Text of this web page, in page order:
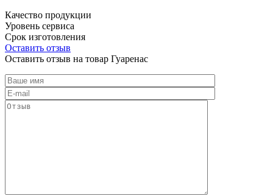
Качество продукции
Уровень сервиса
Срок изготовления
Оставить отзыв
Оставить отзыв на товар Гуаренас